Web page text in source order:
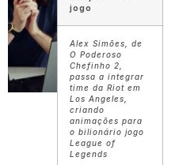
jogo
Alex Simões, de
O Poderoso
Chefinho 2,
passa a integrar
time da Riot em
Los Angeles,
criando
animações para
o bilionário jogo
League of
Legends